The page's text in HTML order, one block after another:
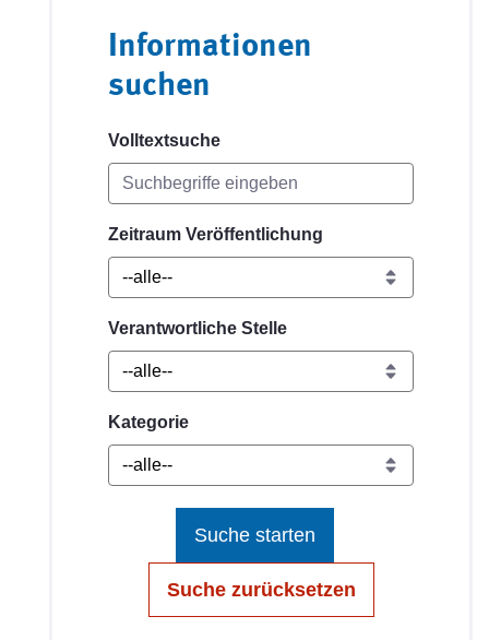
Informationen
suchen
Volltextsuche
Zeitraum Veröffentlichung
Verantwortliche Stelle
Kategorie
Suche starten
Suche zurücksetzen